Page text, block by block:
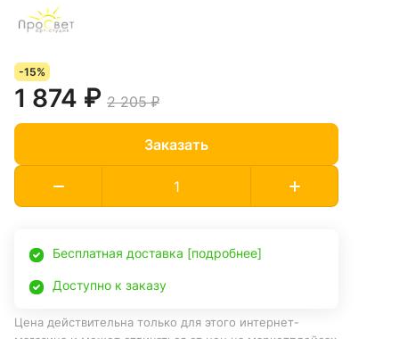
-15%
1 874 ₽ 2 205 ₽
Заказать
Бесплатная доставка [подробнее]
Доступно к заказу
Цена действительна только для этого интернет-